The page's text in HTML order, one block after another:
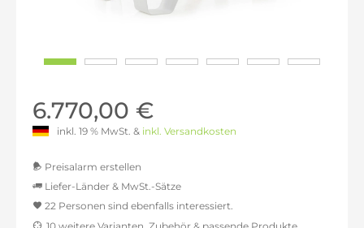
6.770,00 €
inkl. 19 % MwSt. & inkl. Versandkosten
Preisalarm erstellen
Liefer-Länder & MwSt.-Sätze
22 Personen sind ebenfalls interessiert.